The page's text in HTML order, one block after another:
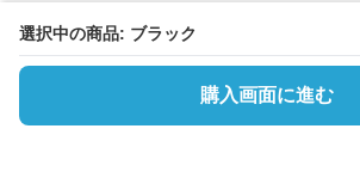
選択中の商品: ブラック
購入画面に進む